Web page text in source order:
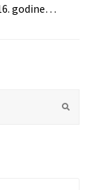
godine…
Submit